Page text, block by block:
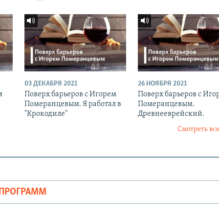
03 ДЕКАБРЯ 2021
Поверх барьеров с Игорем
Померанцевым. Я работал в
"Крокодиле"
26 НОЯБРЯ 2021
Поверх барьеров с
Померанцевым.
Древнееврейский.
Смотреть